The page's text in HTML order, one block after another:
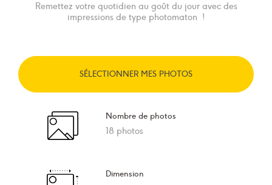
Remettez votre quotidien au goût du jour avec des
impressions de type photomaton !
SÉLECTIONNER MES PHOTOS
Nombre de photos
18 photos
Dimension